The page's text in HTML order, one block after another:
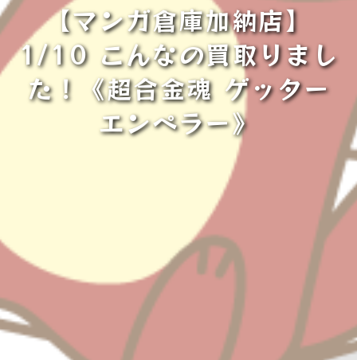
【マンガ倉庫加納店】
1/10 こんなの買取りまし
た！《超合金魂 ゲッター
エンペラー》